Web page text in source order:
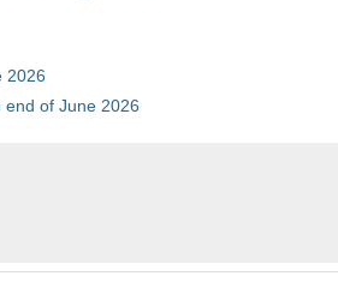
2026
of June 2026